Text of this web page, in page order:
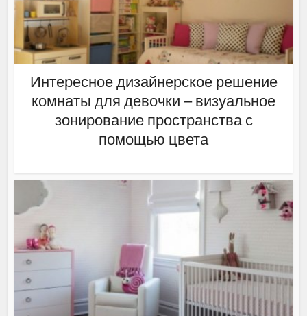
Интересное дизайнерское решение
комнаты для девочки – визуальное
зонирование пространства с
помощью цвета